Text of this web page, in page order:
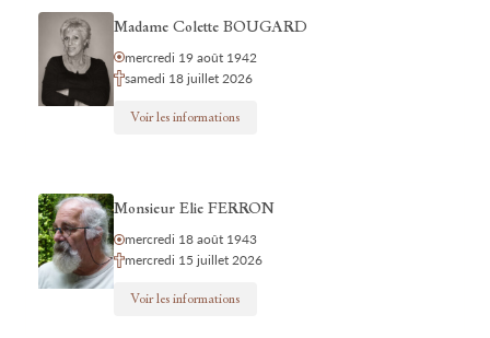
Madame Colette BOUGARD
mercredi 19 août 1942
samedi 18 juillet 2026
Voir les informations
Monsieur Elie FERRON
mercredi 18 août 1943
mercredi 15 juillet 2026
Voir les informations